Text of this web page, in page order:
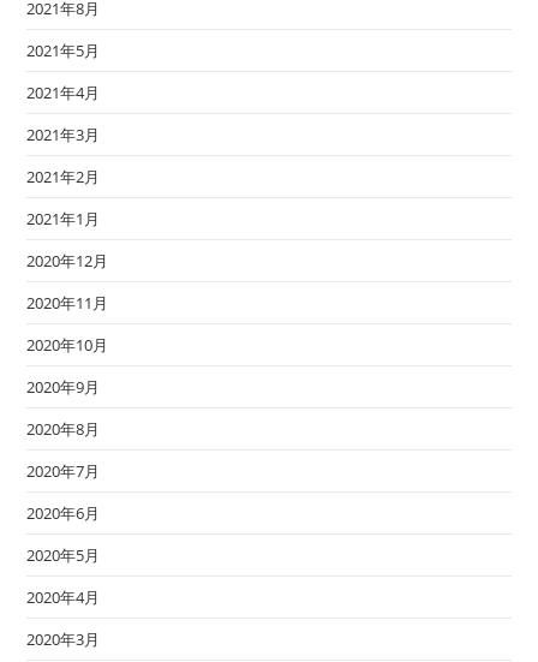
2021年8月
2021年5月
2021年4月
2021年3月
2021年2月
2021年1月
2020年12月
2020年11月
2020年10月
2020年9月
2020年8月
2020年7月
2020年6月
2020年5月
2020年4月
2020年3月